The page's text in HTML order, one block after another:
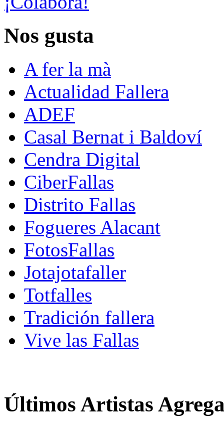
Nos gusta
A fer la mà
Actualidad Fallera
ADEF
Casal Bernat i Baldoví
Cendra Digital
CiberFallas
Distrito Fallas
Fogueres Alacant
FotosFallas
Jotajotafaller
Totfalles
Tradición fallera
Vive las Fallas
Últimos Artistas